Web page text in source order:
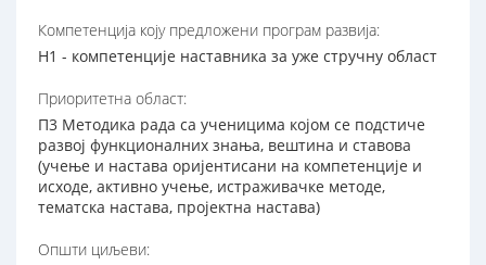
Компетенција коју предложени програм развија:
Н1 - компетенције наставника за уже стручну област
Приоритетна област:
П3 Методика рада са ученицима којом се подстиче
развој функционалних знања, вештина и ставова
(учење и настава оријентисани на компетенције и
исходе, активно учење, истраживачке методе,
тематска настава, пројектна настава)
Општи циљеви: